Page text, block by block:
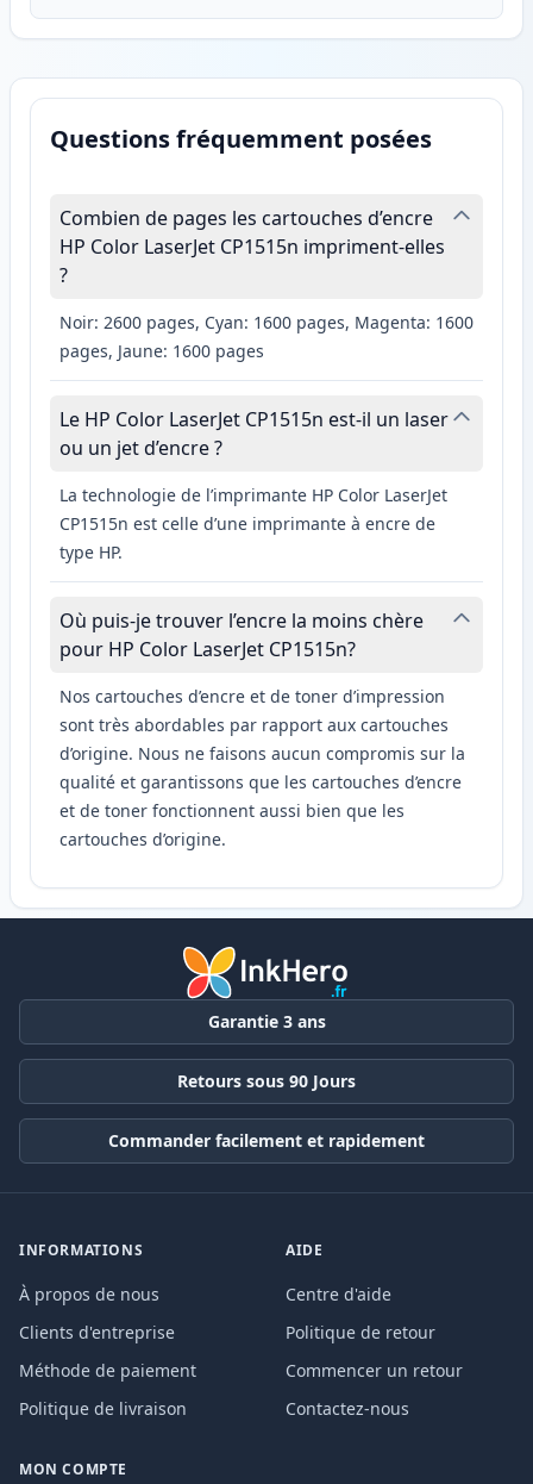
Questions fréquemment posées
Combien de pages les cartouches d’encre
HP Color LaserJet CP1515n impriment-elles
?
Noir: 2600 pages, Cyan: 1600 pages, Magenta: 1600
pages, Jaune: 1600 pages
Le HP Color LaserJet CP1515n est-il un laser
ou un jet d’encre ?
La technologie de l’imprimante HP Color LaserJet
CP1515n est celle d’une imprimante à encre de
type HP.
Où puis-je trouver l’encre la moins chère
pour HP Color LaserJet CP1515n?
Nos cartouches d’encre et de toner d’impression
sont très abordables par rapport aux cartouches
d’origine. Nous ne faisons aucun compromis sur la
qualité et garantissons que les cartouches d’encre
et de toner fonctionnent aussi bien que les
cartouches d’origine.
Garantie 3 ans
Retours sous 90 Jours
Commander facilement et rapidement
INFORMATIONS
À propos de nous
Clients d'entreprise
Méthode de paiement
Politique de livraison
AIDE
Centre d'aide
Politique de retour
Commencer un retour
Contactez-nous
MON COMPTE